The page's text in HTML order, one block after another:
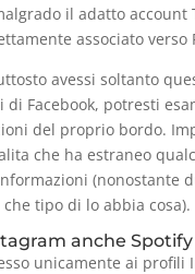
il adatto account
associato verso
avessi soltanto
di Facebook, potresti
del proprio bordo.
che ha estraneo
(nonostante
tipo di lo abbia cosa).
anche Spotify
unicamente ai profili